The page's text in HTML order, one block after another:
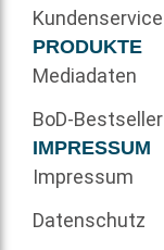
Kundenservice
PRODUKTE
Mediadaten
BoD-Bestseller
IMPRESSUM
Impressum
Datenschutz